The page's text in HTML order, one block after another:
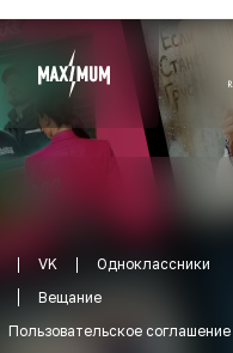
VK
Одноклассники
Вещание
Пользовательское соглашение